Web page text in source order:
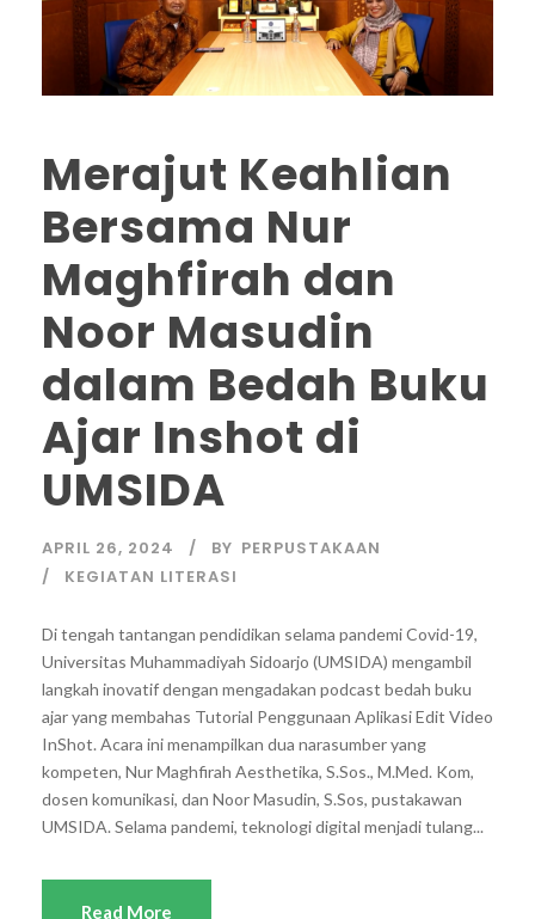
Merajut Keahlian
Bersama Nur
Maghfirah dan
Noor Masudin
dalam Bedah Buku
Ajar Inshot di
UMSIDA
APRIL 26, 2024 BY PERPUSTAKAAN
KEGIATAN LITERASI
Di tengah tantangan pendidikan selama pandemi Covid-19,
Universitas Muhammadiyah Sidoarjo (UMSIDA) mengambil
langkah inovatif dengan mengadakan podcast bedah buku
ajar yang membahas Tutorial Penggunaan Aplikasi Edit Video
InShot. Acara ini menampilkan dua narasumber yang
kompeten, Nur Maghfirah Aesthetika, S.Sos., M.Med. Kom,
dosen komunikasi, dan Noor Masudin, S.Sos, pustakawan
UMSIDA. Selama pandemi, teknologi digital menjadi tulang...
Read More